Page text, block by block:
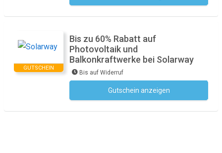
GUTSCHEIN
Bis zu 60% Rabatt auf
Photovoltaik und
Balkonkraftwerke bei Solarway
Bis auf Widerruf
Gutschein anzeigen